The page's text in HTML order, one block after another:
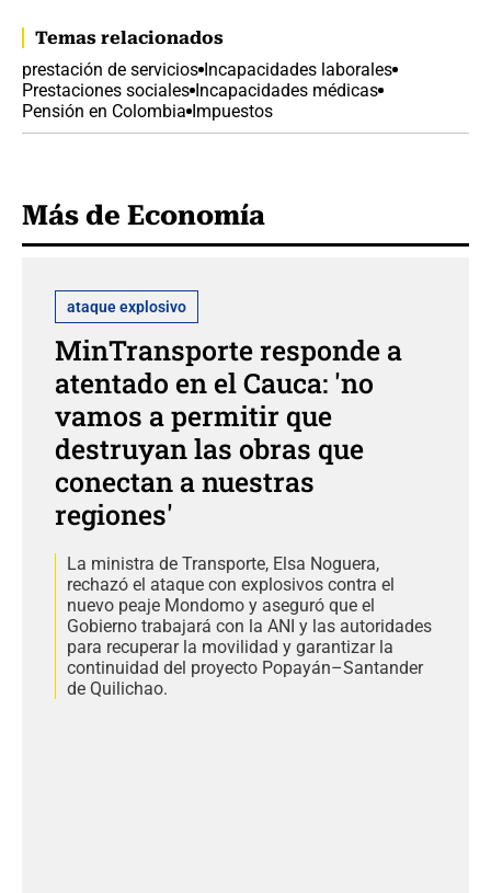
Temas relacionados
prestación de servicios Incapacidades laborales
Prestaciones sociales Incapacidades médicas
Pensión en Colombia Impuestos
Más de Economía
ataque explosivo
MinTransporte responde a
atentado en el Cauca: 'no
vamos a permitir que
destruyan las obras que
conectan a nuestras
regiones'
La ministra de Transporte, Elsa Noguera,
rechazó el ataque con explosivos contra el
nuevo peaje Mondomo y aseguró que el
Gobierno trabajará con la ANI y las autoridades
para recuperar la movilidad y garantizar la
continuidad del proyecto Popayán–Santander
de Quilichao.